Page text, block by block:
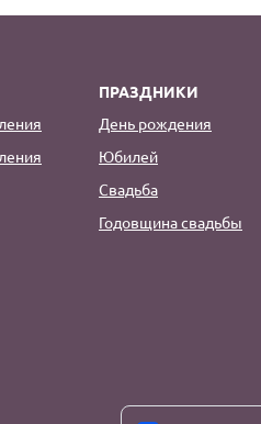
ПРАЗДНИКИ
День рождения
Юбилей
Свадьба
Годовщина свадьбы